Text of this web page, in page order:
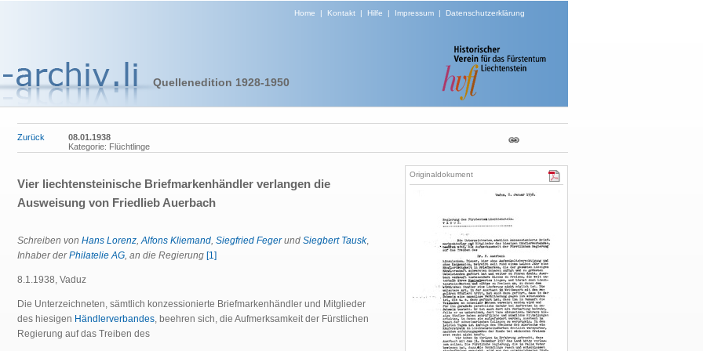
Home | Kontakt| Hilfe | Impressum| Datenschutzerklärung
Quellenedition 1928-1950
Zurück
08.01.1938
Kategorie: Flüchtlinge
Vier liechtensteinische Briefmarkenhändler verlangen die
Ausweisung von Friedlieb Auerbach
Schreiben von Hans Lorenz,Alfons Kliemand, Siegfried Fegerund Siegbert Tausk,
Inhaber derPhilatelie AG, an die Regierung [1]
8.1.1938, Vaduz
Die Unterzeichneten, sämtlich konzessionierte Briefmarkenhändler und Mitglieder
des hiesigen Händlerverbandes, beehren sich, die Aufmerksamkeit der Fürstlichen
Regierung auf das Treiben des
Originaldokument